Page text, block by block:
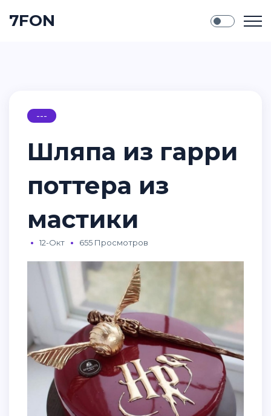
7FON
---
Шляпа из гарри
поттера из
мастики
12-Окт 655 Просмотров